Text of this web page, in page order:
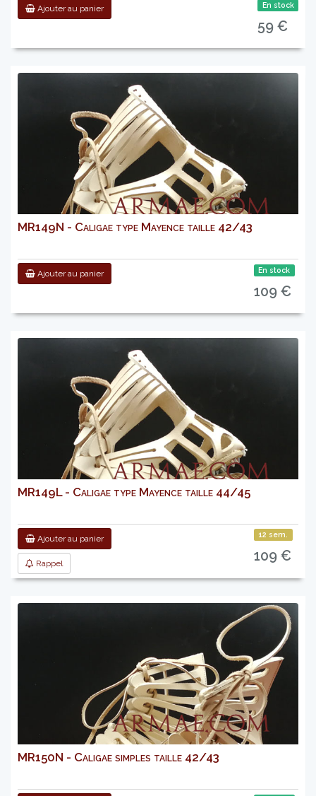
Ajouter au panier En stock
59 €
MR149N - Caligae type Mayence taille 42/43
Ajouter au panier En stock
109 €
MR149L - Caligae type Mayence taille 44/45
Ajouter au panier
Rappel
12 sem.
109 €
MR150N - Caligae simples taille 42/43